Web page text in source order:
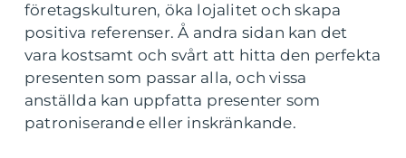
företagskulturen, öka lojalitet och skapa
positiva referenser. Å andra sidan kan det
vara kostsamt och svårt att hitta den perfekta
presenten som passar alla, och vissa
anställda kan uppfatta presenter som
patroniserande eller inskränkande.